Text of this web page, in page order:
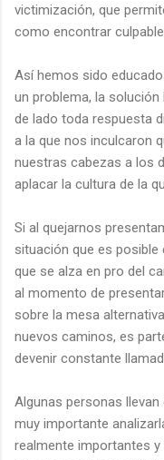
victimización, que
como encontrar
Así hemos sido
un problema, la
de lado toda respuesta
a la que nos inculcaron
nuestras cabezas a los
aplacar la cultura de la
Si al quejarnos
situación que es posible
que se alza en pro del
al momento de
sobre la mesa
nuevos caminos, es
devenir constante
Algunas personas
muy importante
realmente importantes